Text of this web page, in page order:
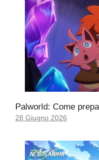
Palworld: Come
28 Giugno 2026